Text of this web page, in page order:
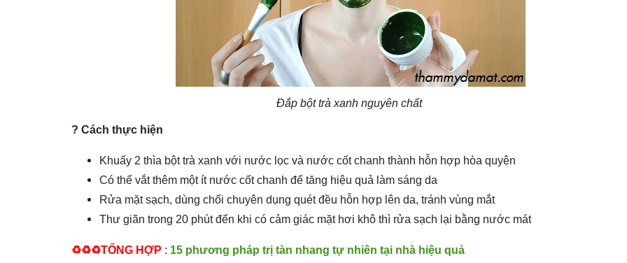
Đắp bột trà xanh nguyên chất
? Cách thực hiện
Khuấy 2 thìa bột trà xanh với nước lọc và nước cốt chanh thành hỗn hợp hòa quyện
Có thể vắt thêm một ít nước cốt chanh để tăng hiệu quả làm sáng da
Rửa mặt sạch, dùng chổi chuyên dụng quét đều hỗn hợp lên da, tránh vùng mắt
Thư giãn trong 20 phút đến khi có cảm giác mặt hơi khô thì rửa sạch lại bằng nước mát
♻️♻️♻️TỔNG HỢP : 15 phương pháp trị tàn nhang tự nhiên tại nhà hiệu quả